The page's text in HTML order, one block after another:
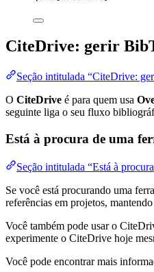
CiteDrive: gerir
Seção intitulada “CiteDrive:
O CiteDrive é para quem usa
seguinte liga o seu fluxo
Está à procura de uma
Seção intitulada “Está à
Se você está procurando uma
referências em projetos,
Você também pode usar o
experimente o CiteDrive hoje
Você pode encontrar mais